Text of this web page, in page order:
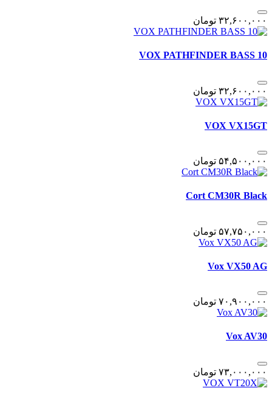
٣٢,۶٠٠,٠٠٠ تومان
VOX PATHFINDER BASS 10
٣٢,۶٠٠,٠٠٠ تومان
VOX VX15GT
۵۴,۵٠٠,٠٠٠ تومان
Cort CM30R Black
۵٧,٧۵٠,٠٠٠ تومان
Vox VX50 AG
٧٠,٩٠٠,٠٠٠ تومان
Vox AV30
٧٣,٠٠٠,٠٠٠ تومان